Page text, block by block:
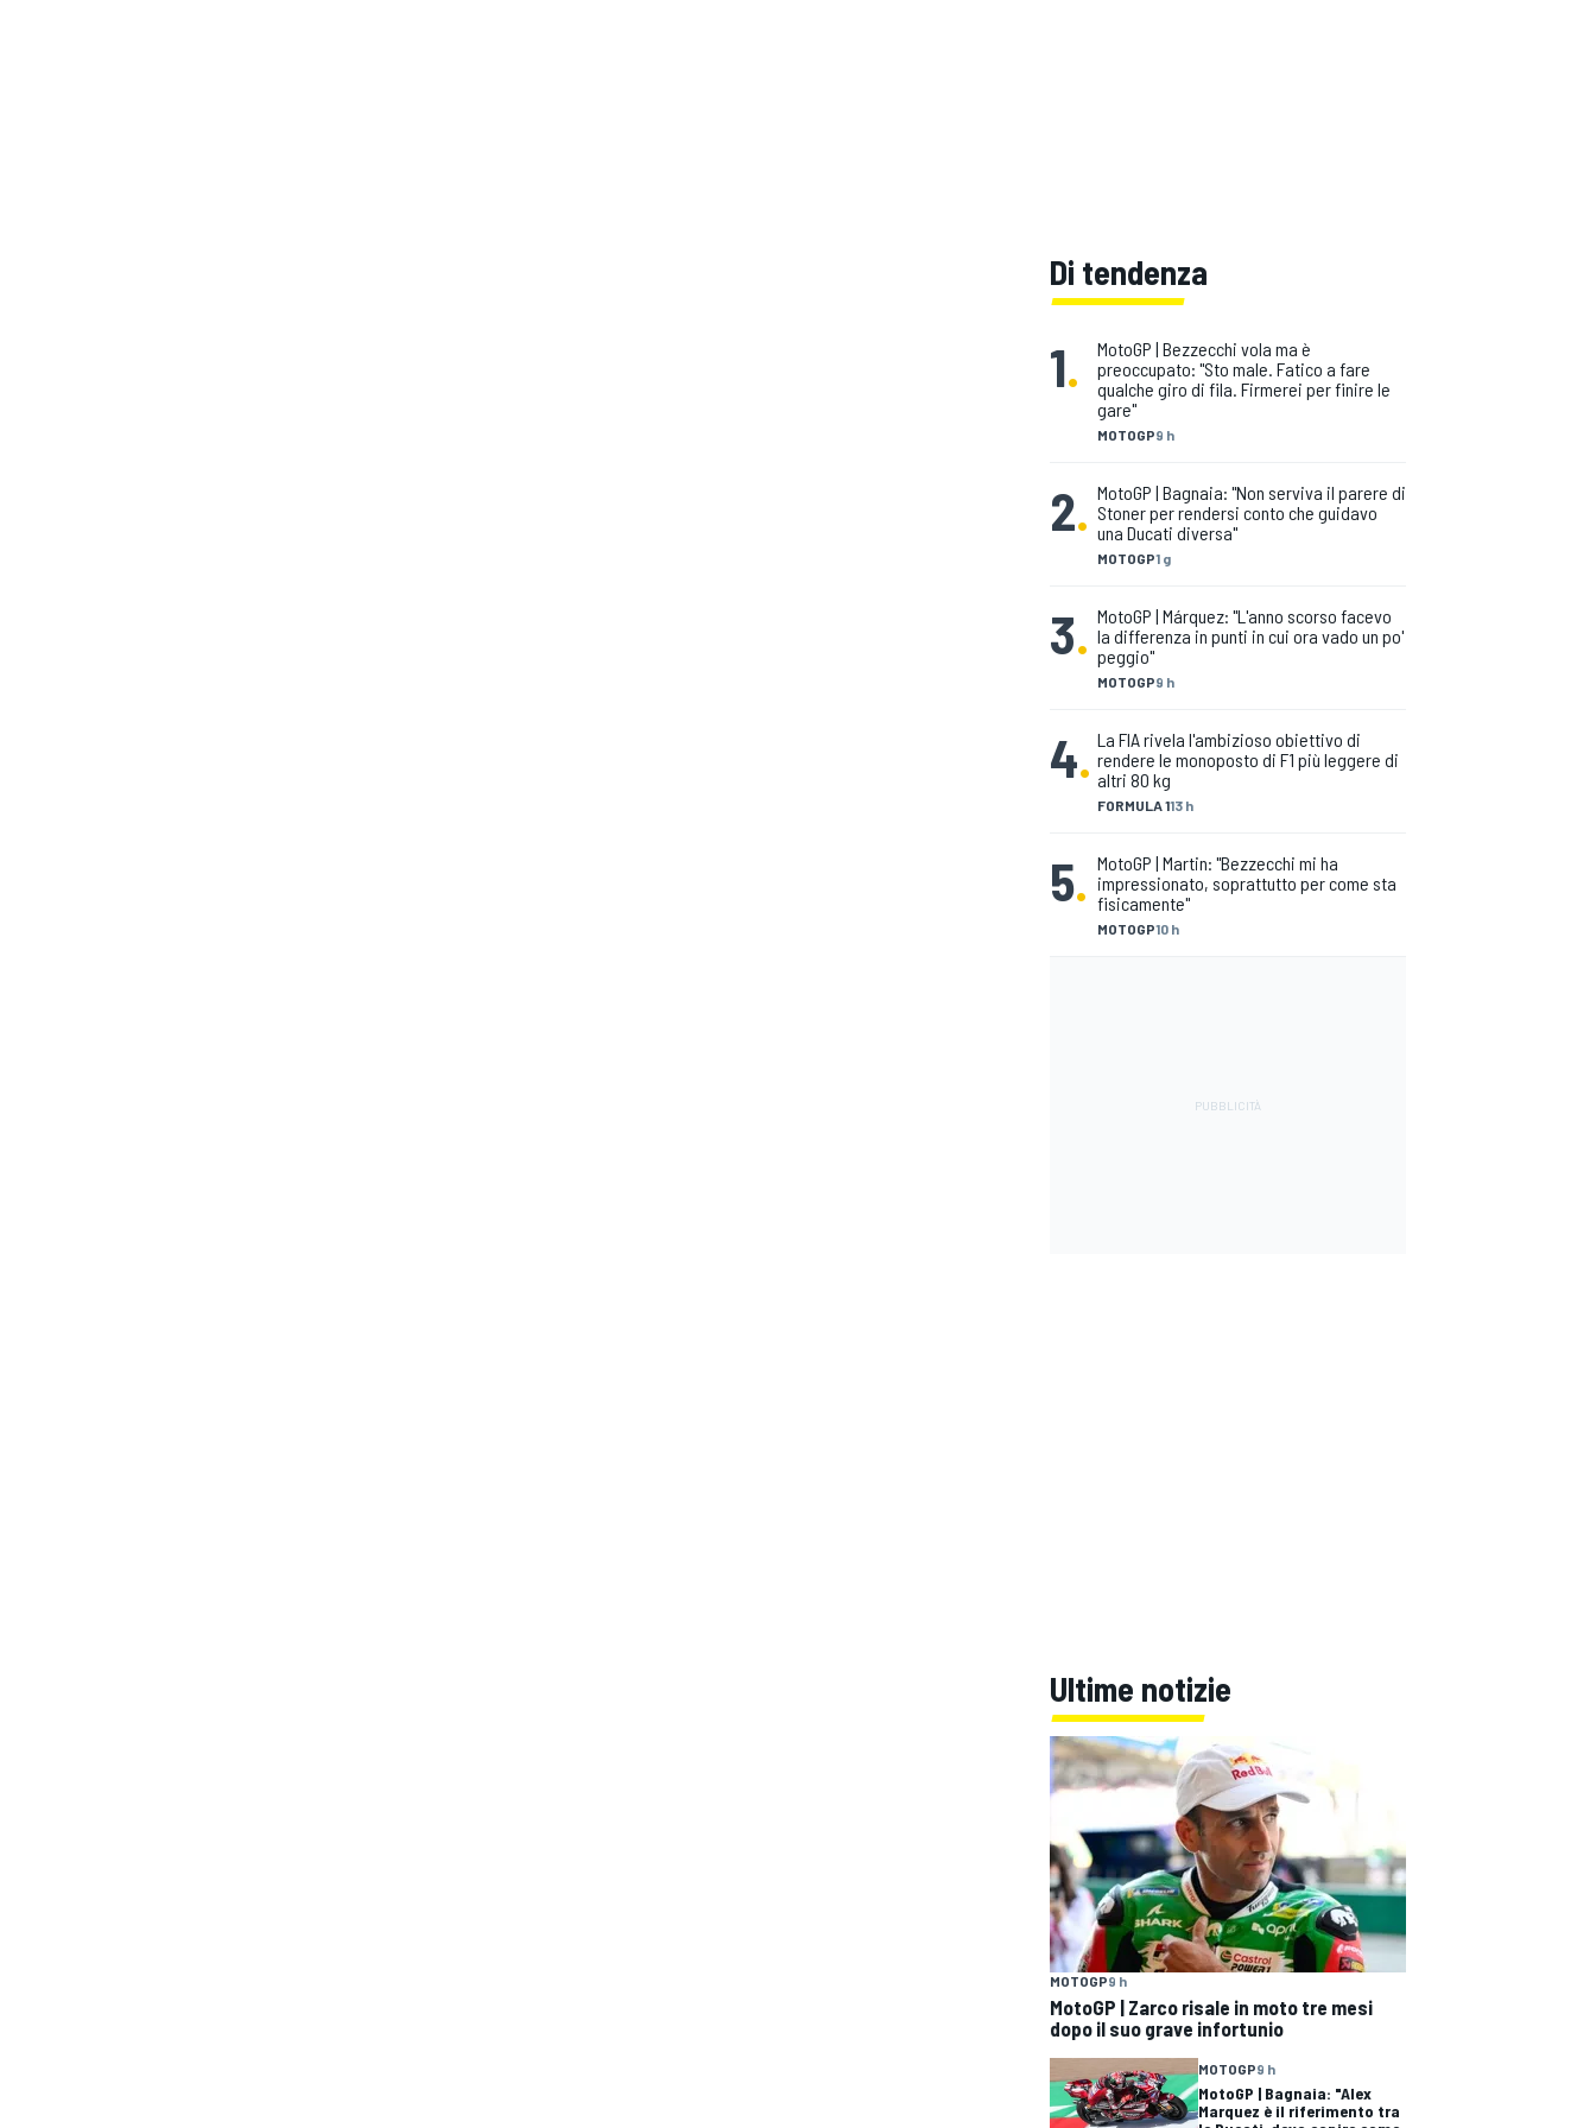
Di tendenza
1.
MOTOGP9 h
MotoGP | Bezzecchi vola ma è
preoccupato: "Sto male. Fatico a fare
qualche giro di fila. Firmerei per finire le
gare"
2.
MOTOGP1 g
MotoGP | Bagnaia: "Non serviva il parere di
Stoner per rendersi conto che guidavo
una Ducati diversa"
3.
MOTOGP9 h
MotoGP | Márquez: "L'anno scorso facevo
la differenza in punti in cui ora vado un po'
peggio"
4.
FORMULA 113 h
La FIA rivela l'ambizioso obiettivo di
rendere le monoposto di F1 più leggere di
altri 80 kg
5.
MOTOGP10 h
MotoGP | Martin: "Bezzecchi mi ha
impressionato, soprattutto per come sta
fisicamente"
Ultime notizie
MOTOGP9 h
MotoGP | Zarco risale in moto tre mesi
dopo il suo grave infortunio
MOTOGP9 h
MotoGP | Bagnaia: "Alex
Marquez è il riferimento tra